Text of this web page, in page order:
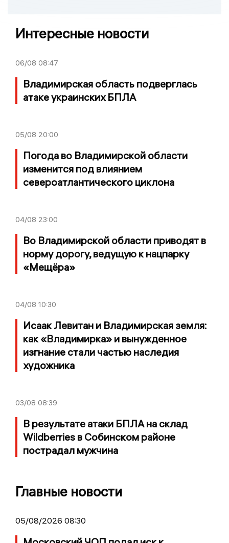
Интересные новости
06/08 08:47
Владимирская область подверглась
атаке украинских БПЛА
05/08 20:00
Погода во Владимирской области
изменится под влиянием
североатлантического циклона
04/08 23:00
Во Владимирской области приводят в
норму дорогу, ведущую к нацпарку
«Мещёра»
04/08 10:30
Исаак Левитан и Владимирская земля:
как «Владимирка» и вынужденное
изгнание стали частью наследия
художника
03/08 08:39
В результате атаки БПЛА на склад
Wildberries в Собинском районе
пострадал мужчина
Главные новости
05/08/2026 08:30